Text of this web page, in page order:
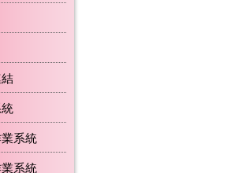
系統
系統